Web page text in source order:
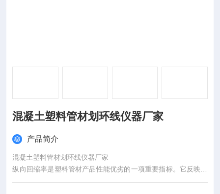
混凝土塑料管材划环线仪器厂家
产品简介
混凝土塑料管材划环线仪器厂家
纵向回缩率是塑料管材产品性能优劣的一项重要指标。它反映了
塑料管材产品在热影响下管材沿纵向塑性变化的稳定性能。